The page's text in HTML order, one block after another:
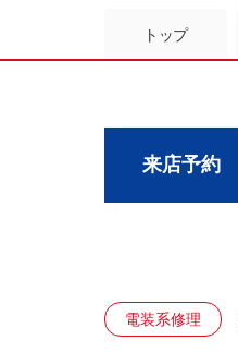
トップ
来店予約
電装系修理